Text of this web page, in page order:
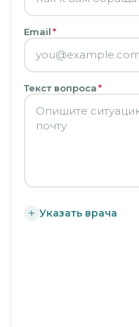
Email*
Текст вопроса*
Указать врача